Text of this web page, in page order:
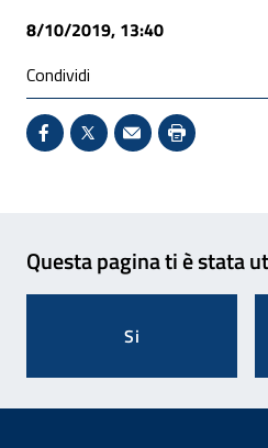
8/10/2019, 13:40
Condividi
Condividi su Facebook -
X - Sito esterno -
Invio Mail:
Stampa
Questa pagina ti è stata
Si